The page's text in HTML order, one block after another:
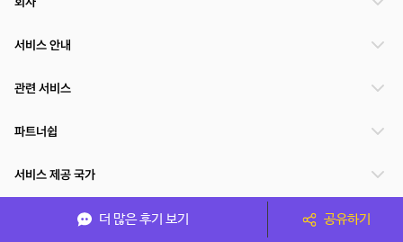
더 많은 후기 보기 공유하기
서비스 안내
관련 서비스
파트너쉽
서비스 제공 국가